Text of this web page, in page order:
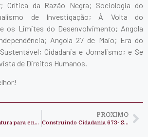
Crítica da Razão Negra; Sociologia do
de Investigação; À Volta do
os Limites do Desenvolvimento; Angola
Angola 27 de Maio; Era do
Cidadania e Jornalismo; e Se
de Direitos Humanos.
VIS abre candidatura para enfermeiro/a
PROXIMO
Construindo Cidadania 673- Situação da alfabetização de Angola